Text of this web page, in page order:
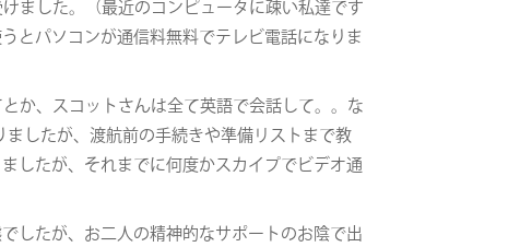
ました。（最近のコンピュータに疎い私達です
とパソコンが通信料無料でテレビ電話になりま
か、スコットさんは全て英語で会話して。。な
したが、渡航前の手続きや準備リストまで教
したが、それまでに何度かスカイプでビデオ通
したが、お二人の精神的なサポートのお陰で出